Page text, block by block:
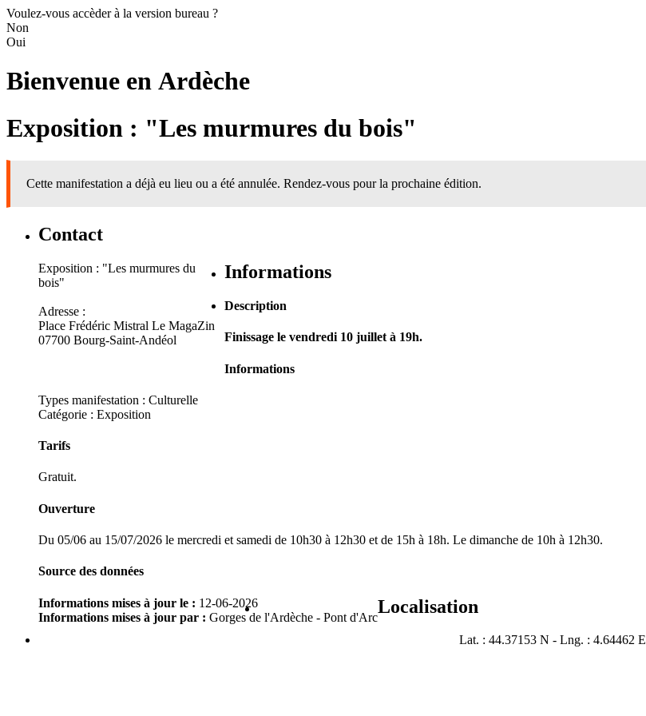
Voulez-vous accèder à la version bureau ?
Non
Oui
Bienvenue en Ardèche
Exposition : "Les murmures du bois"
Cette manifestation a déjà eu lieu ou a été annulée. Rendez-vous pour la prochaine édition.
Contact
Exposition : "Les murmures du
bois"
Adresse :
Place Frédéric Mistral Le MagaZin
07700 Bourg-Saint-Andéol
Informations
Description
Finissage le vendredi 10 juillet à 19h.
Informations
Types manifestation : Culturelle
Catégorie : Exposition
Tarifs
Gratuit.
Ouverture
Du 05/06 au 15/07/2026 le mercredi et samedi de 10h30 à 12h30 et de 15h à 18h. Le dimanche de 10h à 12h30.
Source des données
Informations mises à jour le : 12-06-2026
Informations mises à jour par : Gorges de l'Ardèche - Pont d'Arc
Localisation
Lat. : 44.37153 N - Lng. : 4.64462 E